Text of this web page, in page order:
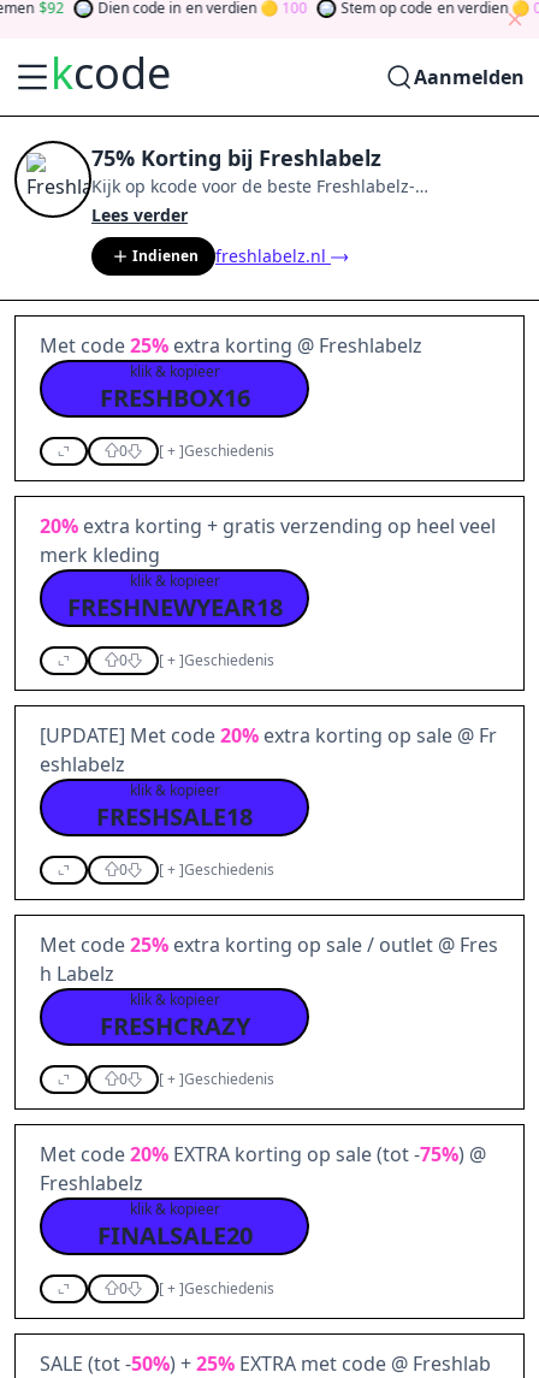
92 Dien code in en verdien 100 Stem op code en verdien 0
kcode Aanmelden
75% Korting bij Freshlabelz
Kijk op kcode voor de beste Freshlabelz-
aanbiedingen van
community en verdien tokens door bij te dragen via
stemmen, testen, delen en meer.
Glücksklee und gewinnen Sie Geld
Lees verder
Indienen freshlabelz.nl
Met code25% extra korting @ Freshlabelz
klik & kopieer
FRESHBOX16
0 [+]Geschiedenis
20% extra korting + gratis verzending op heel veel
merk kleding
klik & kopieer
FRESHNEWYEAR18
0 [+]Geschiedenis
[UPDATE] Met code20% extra korting op sale @ Fr
eshlabelz
klik & kopieer
FRESHSALE18
0 [+]Geschiedenis
Met code25% extra korting op sale / outlet @ Fres
h Labelz
klik & kopieer
FRESHCRAZY
0 [+]Geschiedenis
Met code20% EXTRA korting op sale (tot -75%) @
Freshlabelz
klik & kopieer
FINALSALE20
0 [+]Geschiedenis
SALE (tot -50%) +25% EXTRA met code @ Freshlab